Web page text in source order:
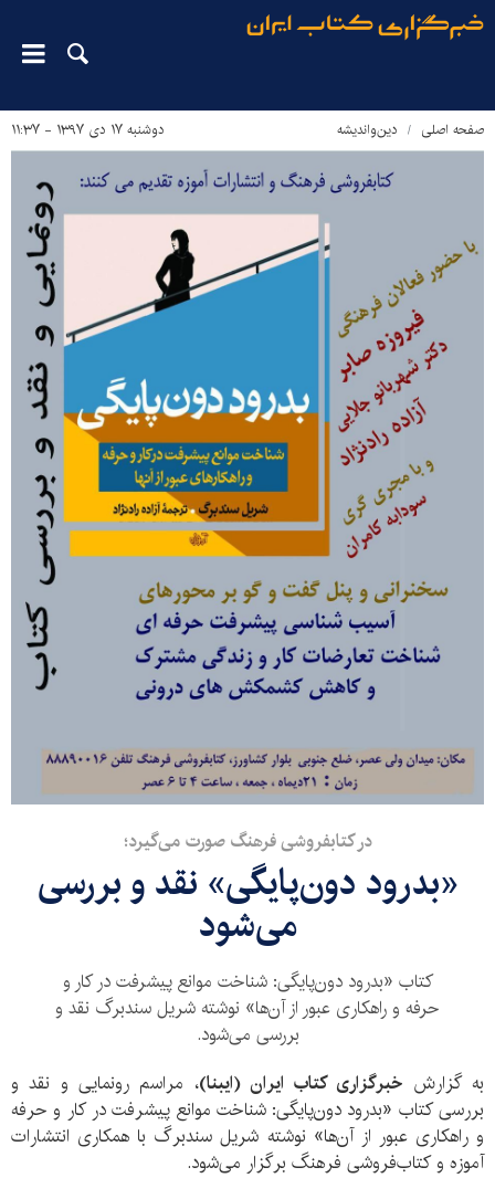
صفحه اصلی دین‌واندیشه دوشنبه ۱۷ دی ۱۳۹۷ - ۱۱:۳۷
در کتابفروشی فرهنگ صورت می‌گیرد؛
«بدرود دون‌پایگی» نقد و بررسی
می‌شود
کتاب «بدرود دون‌پایگی: شناخت موانع پیشرفت در کار و
حرفه و راهکاری عبور از آن‌ها» نوشته شریل سندبرگ نقد و
بررسی می‌شود.
به گزارش خبرگزاری کتاب ایران (ایبنا)، مراسم رونمایی و نقد و
بررسی کتاب «بدرود دون‌پایگی: شناخت موانع پیشرفت در کار و حرفه
و راهکاری عبور از آن‌ها» نوشته شریل سندبرگ با همکاری انتشارات
آموزه و کتاب‌فروشی فرهنگ برگزار می‌شود.